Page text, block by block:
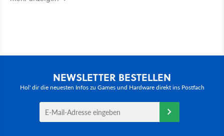
NEWSLETTER BESTELLEN
Hol' dir die neuesten Infos zu Games und Hardware direkt ins Postfach